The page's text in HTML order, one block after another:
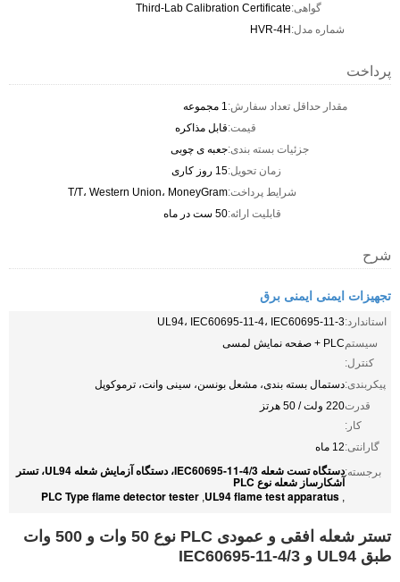
گواهی:Third-Lab Calibration Certificate
شماره مدل:HVR-4H
پرداخت
مقدار حداقل تعداد سفارش:1 مجموعه
قیمت:قابل مذاکره
جزئیات بسته بندی:جعبه ی چوبی
زمان تحویل:15 روز کاری
شرایط پرداخت:T/T، Western Union، MoneyGram
قابلیت ارائه:50 ست در ماه
شرح
تجهیزات ایمنی ایمنی برق
استاندارد:UL94، IEC60695-11-4، IEC60695-11-3
سیستم
کنترل:
PLC + صفحه نمایش لمسی
پیکربندی:دستمال بسته بندی، مشعل بونسن، سینی وانت، ترموکوپل
قدرت
کار:
220 ولت / 50 هرتز
گارانتی:12 ماه
برجسته:
دستگاه تست شعله IEC60695-11-4/3، دستگاه آزمایش شعله UL94، تستر
آشکارساز شعله نوع PLC
,
UL94 flame test apparatus
,
PLC Type flame detector tester
تستر شعله افقی و عمودی PLC نوع 50 وات و 500 وات
طبق UL94 و IEC60695-11-4/3